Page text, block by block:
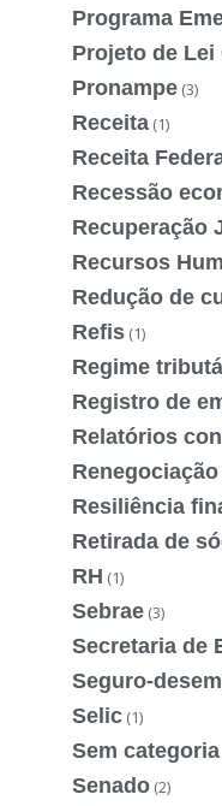
Programa
Projeto de
Pronampe (3)
Receita (1)
Receita
Recessão
Recuperação
Recursos
Redução de
Refis (1)
Regime
Registro de
Relatórios
Resiliência
Retirada de
RH (1)
Sebrae (3)
Secretaria de
Seguro-
Selic (1)
Sem categoria
Senado (2)